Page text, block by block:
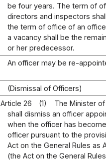
be four years. The term of
directors and inspectors
the term of office of an
a vacancy shall be the
or her predecessor.
An officer may be re-
(Dismissal of Officers)
Article 26 (1)
The Minister
shall dismiss an officer
when the officer has
officer pursuant to the
Act on the General Rules as
(the Act on the General